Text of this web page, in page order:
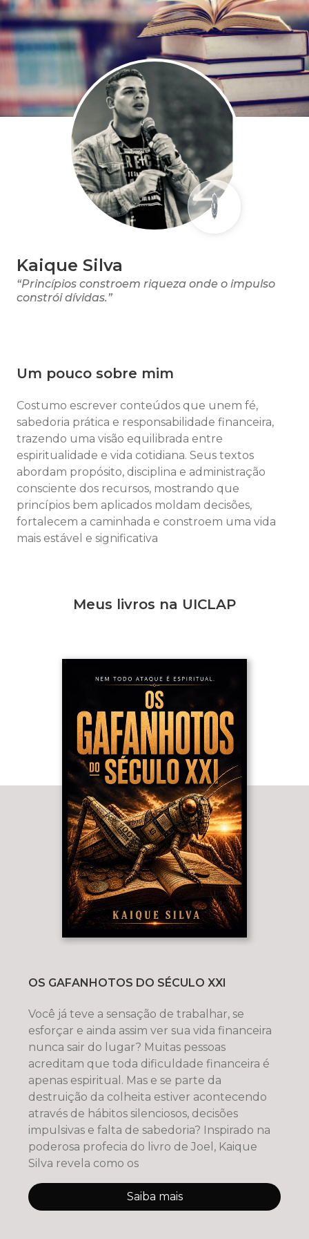
Kaique Silva
“Princípios constroem riqueza onde o impulso
constrói dívidas.”
Um pouco sobre mim
Costumo escrever conteúdos que unem fé,
sabedoria prática e responsabilidade financeira,
trazendo uma visão equilibrada entre
espiritualidade e vida cotidiana. Seus textos
abordam propósito, disciplina e administração
consciente dos recursos, mostrando que
princípios bem aplicados moldam decisões,
fortalecem a caminhada e constroem uma vida
mais estável e significativa
Meus livros na UICLAP
OS GAFANHOTOS DO SÉCULO XXI
Você já teve a sensação de trabalhar, se
esforçar e ainda assim ver sua vida financeira
nunca sair do lugar? Muitas pessoas
acreditam que toda dificuldade financeira é
apenas espiritual. Mas e se parte da
destruição da colheita estiver acontecendo
através de hábitos silenciosos, decisões
impulsivas e falta de sabedoria? Inspirado na
poderosa profecia do livro de Joel, Kaique
Silva revela como os
Saiba mais